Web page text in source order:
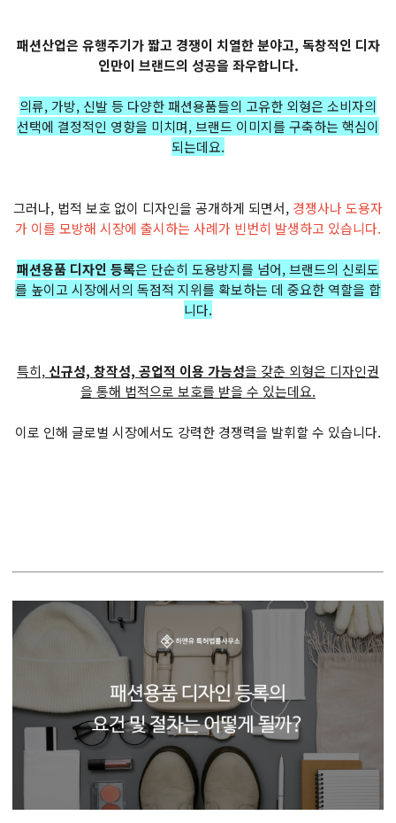
패션산업은 유행주기가 짧고 경쟁이 치열한 분야고, 독창적인 디자
인만이 브랜드의 성공을 좌우합니다.
의류, 가방, 신발 등 다양한 패션용품들의 고유한 외형은 소비자의
선택에 결정적인 영향을 미치며, 브랜드 이미지를 구축하는 핵심이
되는데요.
그러나, 법적 보호 없이 디자인을 공개하게 되면서, 경쟁사나 도용자
가 이를 모방해 시장에 출시하는 사례가 빈번히 발생하고 있습니다.
패션용품 디자인 등록은 단순히 도용방지를 넘어, 브랜드의 신뢰도
를 높이고 시장에서의 독점적 지위를 확보하는 데 중요한 역할을 합
니다.
특히, 신규성, 창작성, 공업적 이용 가능성을 갖춘 외형은 디자인권
을 통해 법적으로 보호를 받을 수 있는데요.
이로 인해 글로벌 시장에서도 강력한 경쟁력을 발휘할 수 있습니다.